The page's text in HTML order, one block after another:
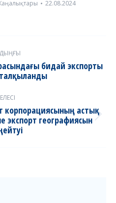
22.08.2024
Previous
post:
бидай экспорты
талқыланды
Next
post:
корпорациясының астық
экспорт географиясын